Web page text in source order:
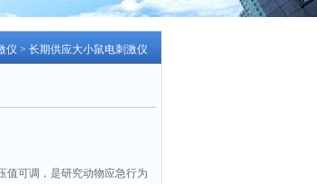
仪 > 长期供应大小鼠电刺激仪
值可调，是研究动物应急行为